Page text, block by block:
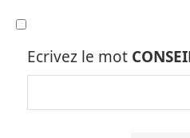
Ecrivez le mot